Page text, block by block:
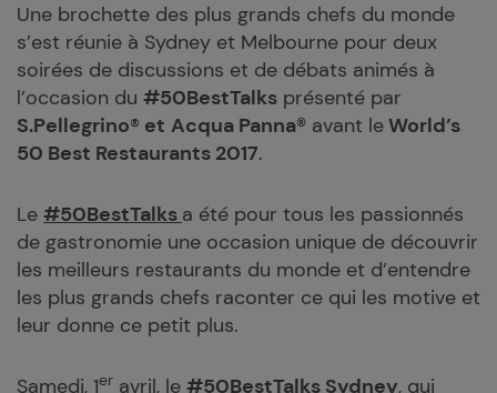
Une brochette des plus grands chefs du monde
s’est réunie à Sydney et Melbourne pour deux
soirées de discussions et de débats animés à
l’occasion du #50BestTalks présenté par
S.Pellegrino® et Acqua Panna® avant leWorld’s
50 Best Restaurants 2017.
Le #50BestTalks a été pour tous les passionnés
de gastronomie une occasion unique de découvrir
les meilleurs restaurants du monde et d’entendre
les plus grands chefs raconter ce qui les motive et
leur donne ce petit plus.
Samedi, 1er avril, le #50BestTalks Sydney, qui